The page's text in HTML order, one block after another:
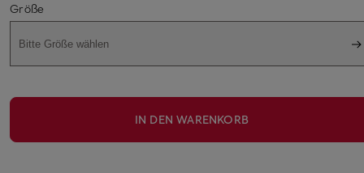
Größe
Bitte Größe wählen
IN DEN WARENKORB